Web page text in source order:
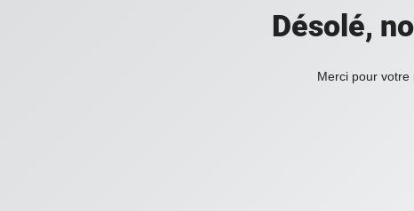
Désolé,
Merci pour votre